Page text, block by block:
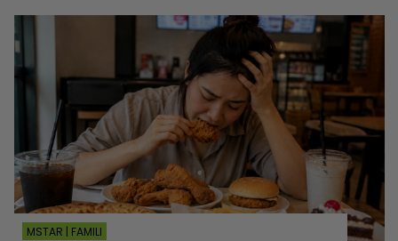
MSTAR | FAMILI